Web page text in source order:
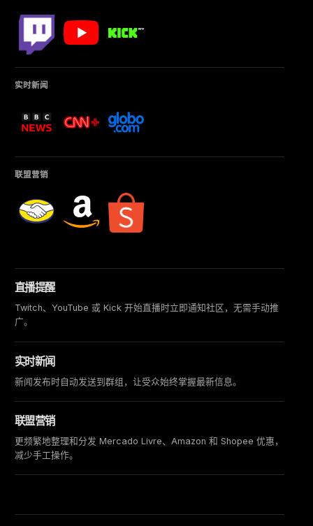
实时新闻
联盟营销
直播提醒
Twitch、YouTube 或 Kick 开始直播时立即通知社区，无需手动推
广。
实时新闻
新闻发布时自动发送到群组，让受众始终掌握最新信息。
联盟营销
更频繁地整理和分发 Mercado Livre、Amazon 和 Shopee 优惠，
减少手工操作。